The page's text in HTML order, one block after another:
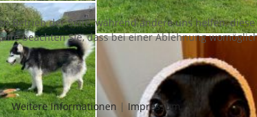
Betrieb der Seite, während andere uns helfen,
beachten Sie, dass bei einer Ablehnung
Weitere Informationen |Impressum